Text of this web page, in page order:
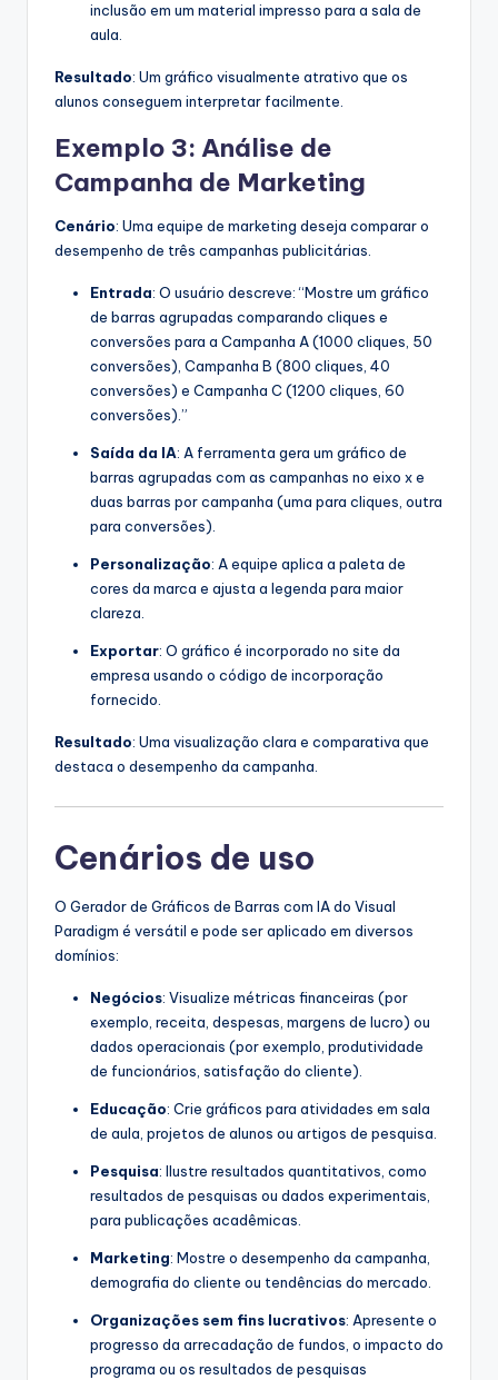
inclusão em um material impresso para a sala de
aula.
Resultado: Um gráfico visualmente atrativo que os
alunos conseguem interpretar facilmente.
Exemplo 3: Análise de
Campanha de Marketing
Cenário: Uma equipe de marketing deseja comparar o
desempenho de três campanhas publicitárias.
Entrada: O usuário descreve: “Mostre um gráfico
de barras agrupadas comparando cliques e
conversões para a Campanha A (1000 cliques, 50
conversões), Campanha B (800 cliques, 40
conversões) e Campanha C (1200 cliques, 60
conversões).”
Saída da IA: A ferramenta gera um gráfico de
barras agrupadas com as campanhas no eixo x e
duas barras por campanha (uma para cliques, outra
para conversões).
Personalização: A equipe aplica a paleta de
cores da marca e ajusta a legenda para maior
clareza.
Exportar: O gráfico é incorporado no site da
empresa usando o código de incorporação
fornecido.
Resultado: Uma visualização clara e comparativa que
destaca o desempenho da campanha.
Cenários de uso
O Gerador de Gráficos de Barras com IA do Visual
Paradigm é versátil e pode ser aplicado em diversos
domínios:
Negócios: Visualize métricas financeiras (por
exemplo, receita, despesas, margens de lucro) ou
dados operacionais (por exemplo, produtividade
de funcionários, satisfação do cliente).
Educação: Crie gráficos para atividades em sala
de aula, projetos de alunos ou artigos de pesquisa.
Pesquisa: Ilustre resultados quantitativos, como
resultados de pesquisas ou dados experimentais,
para publicações acadêmicas.
Marketing: Mostre o desempenho da campanha,
demografia do cliente ou tendências do mercado.
Organizações sem fins lucrativos: Apresente o
progresso da arrecadação de fundos, o impacto do
programa ou os resultados de pesquisas